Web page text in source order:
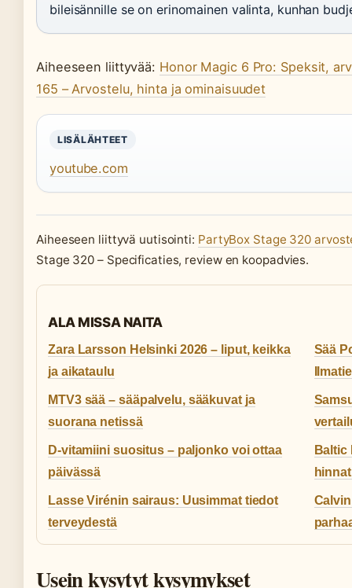
bileisännille se on erinomainen valinta, kunhan
Aiheeseen liittyvää: Honor Magic 6 Pro: Speksit,
165 – Arvostelu, hinta ja ominaisuudet
LISÄLÄHTEET
youtube.com
Aiheeseen liittyvä uutisointi: PartyBox Stage 320
Stage 320 – Specificaties, review en koopadvies.
ALA MISSA NAITA
Zara Larsson Helsinki 2026 – liput, keikka
ja aikataulu
Sää
MTV3 sää – sääpalvelu, sääkuvat ja
suorana netissä
D-vitamiini suositus – paljonko voi ottaa
päivässä
Baltic
Lasse Virénin sairaus: Uusimmat tiedot
terveydestä
Usein kysytyt kysymykset